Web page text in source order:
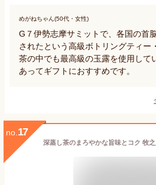
めがねちゃん(50代・女性)
G７伊勢志摩サミットで、各国の首
されたという高級ボトリングティー
茶の中でも最高級の玉露を使用して
あってギフトにおすすめです。
no. 17